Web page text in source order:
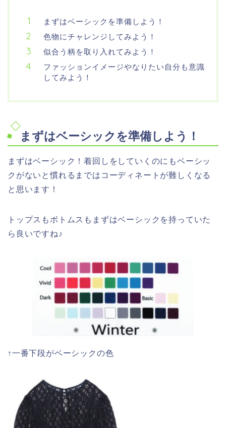
まずはベーシックを準備しよう！
色物にチャレンジしてみよう！
似合う柄を取り入れてみよう！
ファッションイメージやなりたい自分も意識
してみよう！
まずはベーシックを準備しよう！
まずはベーシック！着回しをしていくのにもベーシッ
クがないと慣れるまではコーディネートが難しくなる
と思います！
トップスもボトムスもまずはベーシックを持っていた
ら良いですね♪
↑一番下段がベーシックの色